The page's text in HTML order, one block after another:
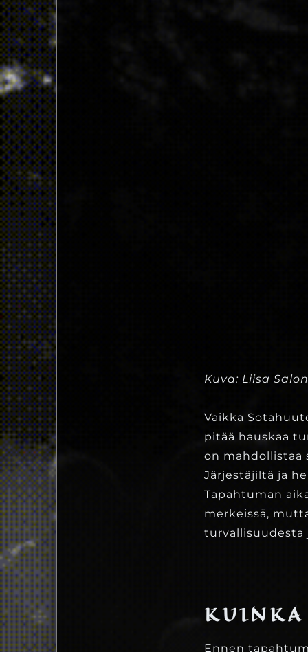
Kuva: Liisa
Vaikka
pitää hauskaa
on mahdollistaa
Järjestäjiltä ja
Tapahtuman
merkeissä,
turvallisuudesta
Ennen